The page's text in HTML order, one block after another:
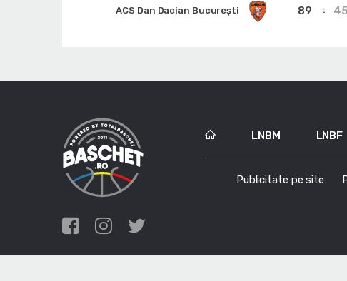
ACS Dan Dacian Bucureşti 89 45
LNBM LNBF
Publicitate pe site